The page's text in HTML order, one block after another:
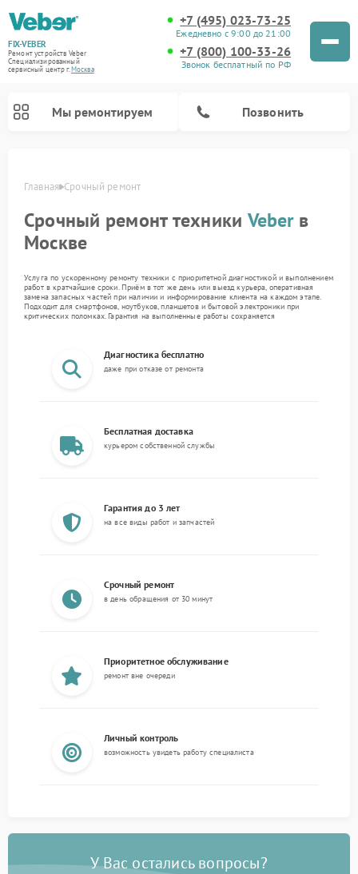
FIX-VEBER
Ремонт устройств Veber
Специализированный
cервисный центр г.Москва
+7 (495) 023-73-25
Ежедневно с 9:00 до 21:00
+7 (800) 100-33-26
Звонок бесплатный по РФ
Мы ремонтируем Позвонить
Главная Срочный ремонт
Срочный ремонт техники Veberв
Москве
Услуга по ускоренному ремонту техники с приоритетной диагностикой и выполнением
работ в кратчайшие сроки. Приём в тот же день или выезд курьера, оперативная
замена запасных частей при наличии и информирование клиента на каждом этапе.
Подходит для смартфонов, ноутбуков, планшетов и бытовой электроники при
критических поломках. Гарантия на выполненные работы сохраняется
Диагностика бесплатно
даже при отказе от ремонта
Бесплатная доставка
курьером собственной службы
Гарантия до 3 лет
на все виды работ и запчастей
Срочный ремонт
в день обращения от 30 минут
Приоритетное обслуживание
ремонт вне очереди
Личный контроль
возможность увидеть работу специалиста
У Вас остались вопросы?